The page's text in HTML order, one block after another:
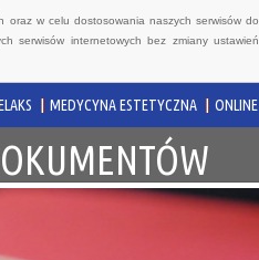
oraz w celu dostosowania naszych serwisów do
serwisów internetowych bez zmiany ustawień
MEDYCYNA ESTETYCZNA ONLINE